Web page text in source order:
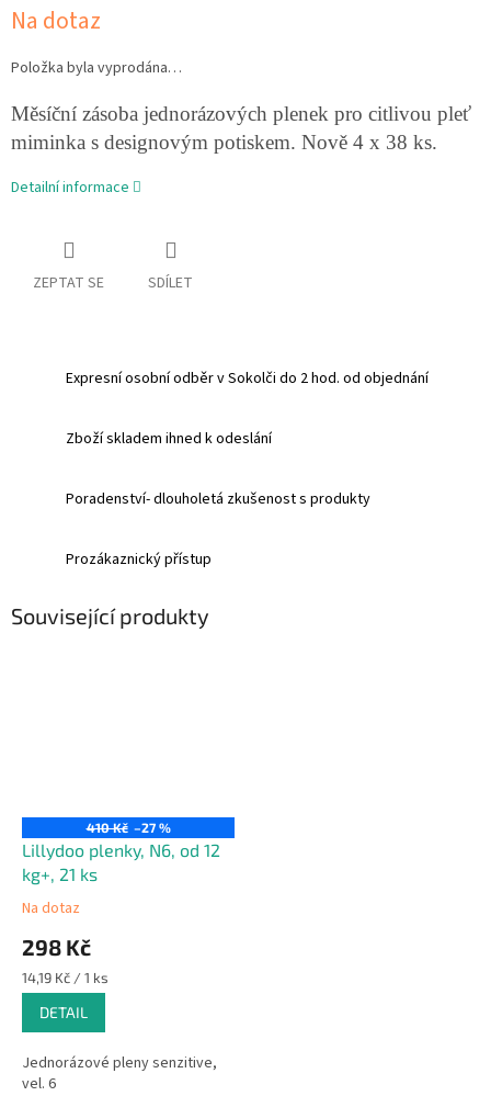
Na dotaz
Položka byla vyprodána…
Měsíční zásoba jednorázových plenek pro citlivou pleť
miminka s designovým potiskem. Nově 4 x 38 ks.
Detailní informace
ZEPTAT SE SDÍLET
Expresní osobní odběr v Sokolči do 2 hod. od objednání
Zboží skladem ihned k odeslání
Poradenství- dlouholetá zkušenost s produkty
Prozákaznický přístup
Související produkty
410 Kč –27 %
Lillydoo plenky, N6, od 12
kg+, 21 ks
Na dotaz
298 Kč
Měrná
cena:
14,19 Kč / 1 ks
DETAIL
Jednorázové pleny senzitive,
vel. 6